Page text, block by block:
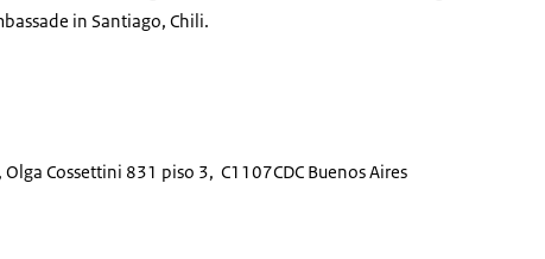
in Santiago, Chili.
Cossettini 831 piso 3, C1107CDC Buenos Aires